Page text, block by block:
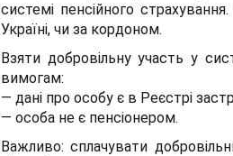
системі пенсійного
Україні, чи за кордоном.
Взяти добровільну участь у
вимогам:
— дані про особу є в Реєстрі
— особа не є пенсіонером.
Важливо: сплачувати